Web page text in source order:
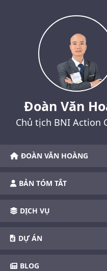
Đoàn Văn
Chủ tịch BNI Action
ĐOÀN VĂN HOÀNG
BẢN TÓM TẮT
DỊCH VỤ
DỰ ÁN
BLOG